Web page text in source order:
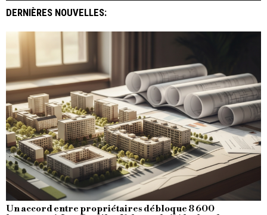
DERNIÈRES NOUVELLES:
Un accord entre propriétaires débloque 8 600